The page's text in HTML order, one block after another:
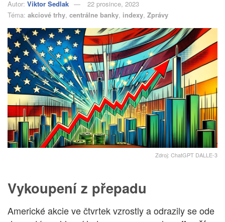
Autor: Viktor Sedlak
22 prosince, 2023
Téma: akciové trhy, centrálne banky, indexy, Zprávy
Zdroj: ChatGPT DALLE-3
Vykoupení z přepadu
Americké akcie ve čtvrtek vzrostly a odrazily se ode